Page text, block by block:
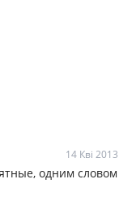
14 Кві 2013
одним словом